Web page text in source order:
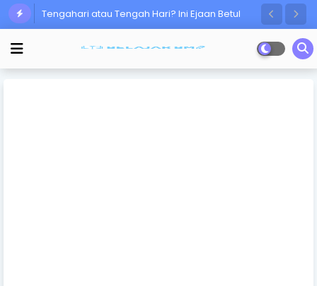
Tengahari atau Tengah Hari? Ini Ejaan Betul